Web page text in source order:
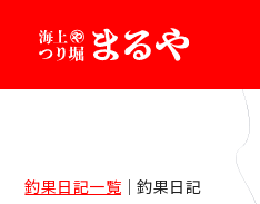
釣果日記一覧｜釣果日記